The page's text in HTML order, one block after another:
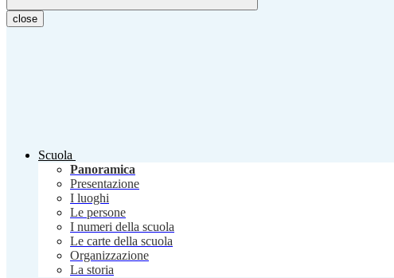
close
Scuola
Panoramica
Presentazione
I luoghi
Le persone
I numeri della scuola
Le carte della scuola
Organizzazione
La storia